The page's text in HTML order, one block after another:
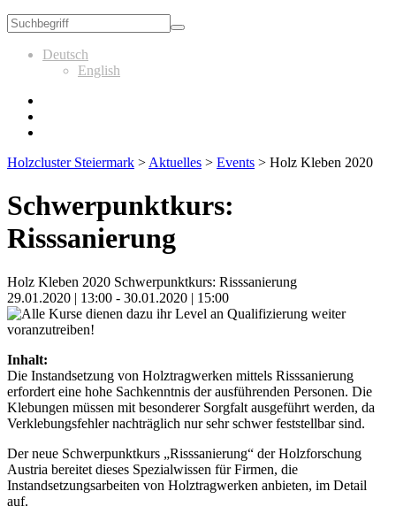
Deutsch
English
Holzcluster Steiermark > Aktuelles > Events > Holz Kleben 2020
Schwerpunktkurs:
Risssanierung
Holz Kleben 2020 Schwerpunktkurs: Risssanierung
29.01.2020 | 13:00 - 30.01.2020 | 15:00
Inhalt:
Die Instandsetzung von Holztragwerken mittels Risssanierung
erfordert eine hohe Sachkenntnis der ausführenden Personen. Die
Klebungen müssen mit besonderer Sorgfalt ausgeführt werden, da
Verklebungsfeh­ler nachträglich nur sehr schwer feststellbar sind.
Der neue Schwerpunktkurs „Risssanierung“ der Holzforschung
Austria bereitet dieses Spezialwissen für Firmen, die
Instandsetzungsarbeiten von Holztragwerken anbieten, im Detail
auf.